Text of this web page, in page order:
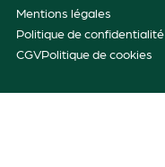
Mentions légales
Politique de confidentialité
CGVPolitique de cookies